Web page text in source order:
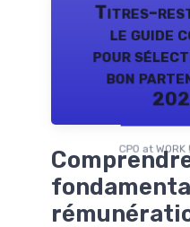
Titres-
le guide
pour
bon
CPO at